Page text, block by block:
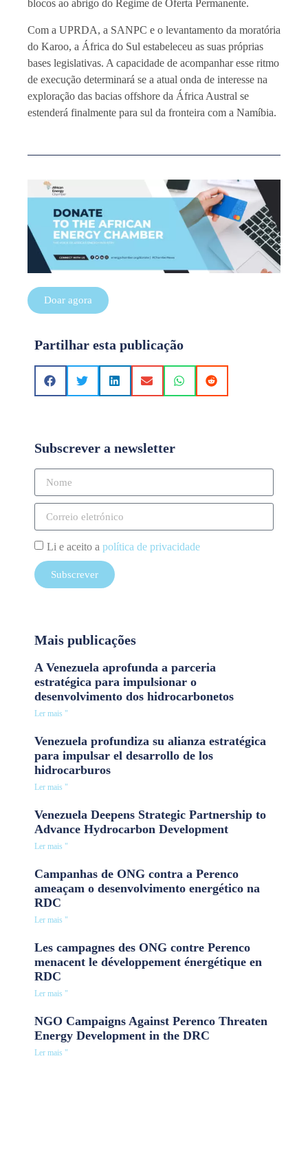
blocos ao abrigo do Regime de Oferta Permanente.
Com a UPRDA, a SANPC e o levantamento da moratória
do Karoo, a África do Sul estabeleceu as suas próprias
bases legislativas. A capacidade de acompanhar esse ritmo
de execução determinará se a atual onda de interesse na
exploração das bacias offshore da África Austral se
estenderá finalmente para sul da fronteira com a Namíbia.
Doar agora
Partilhar esta publicação
Subscrever a newsletter
Li e aceito a política de privacidade
Subscrever
Mais publicações
A Venezuela aprofunda a parceria
estratégica para impulsionar o
desenvolvimento dos hidrocarbonetos
Ler mais "
Venezuela profundiza su alianza estratégica
para impulsar el desarrollo de los
hidrocarburos
Ler mais "
Venezuela Deepens Strategic Partnership to
Advance Hydrocarbon Development
Ler mais "
Campanhas de ONG contra a Perenco
ameaçam o desenvolvimento energético na
RDC
Ler mais "
Les campagnes des ONG contre Perenco
menacent le développement énergétique en
RDC
Ler mais "
NGO Campaigns Against Perenco Threaten
Energy Development in the DRC
Ler mais "